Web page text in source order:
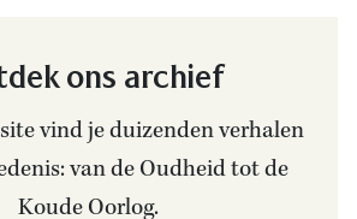
ons archief
vind je duizenden verhalen
van de Oudheid tot de
Koude Oorlog.